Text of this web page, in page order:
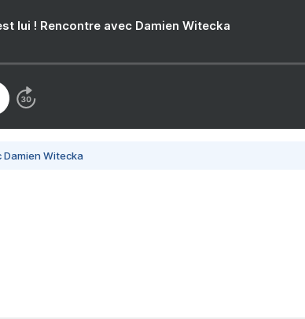
lui ! Rencontre avec Damien Witecka
Damien Witecka